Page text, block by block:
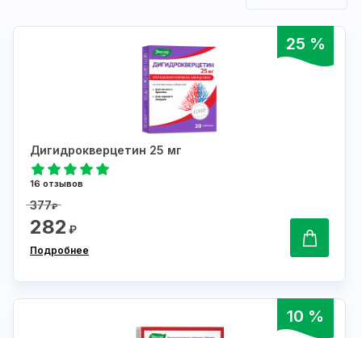
25 %
Дигидрокверцетин 25 мг
16 отзывов
377₽
282 ₽
Подробнее
10 %